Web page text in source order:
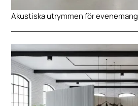
Akustiska utrymmen för evenemang